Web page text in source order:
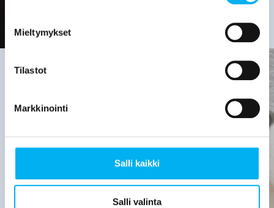
Mieltymykset
Tilastot
Markkinointi
Salli kaikki
Salli valinta
Viemäriremontin
hyvä
selvittää,
kun: